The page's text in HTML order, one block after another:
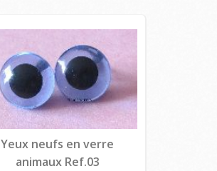
Yeux neufs en verre
animaux Ref.03